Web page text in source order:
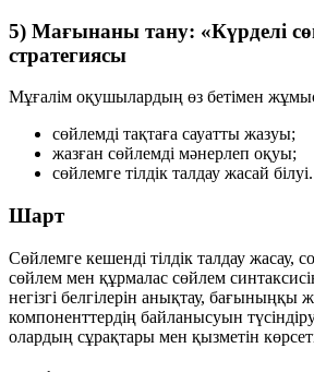
5) Мағынаны тану: «Күрделі
стратегиясы
Мұғалім оқушылардың өз бетімен жұмыс
сөйлемді тақтаға сауатты жазуы;
жазған сөйлемді мәнерлеп оқуы;
сөйлемге тілдік талдау жасай білуі.
Шарт
Сөйлемге кешенді тілдік талдау жасау,
сөйлем мен құрмалас сөйлем
негізгі белгілерін анықтау, бағыныңқы
компоненттердің байланысуын
олардың сұрақтары мен қызметін